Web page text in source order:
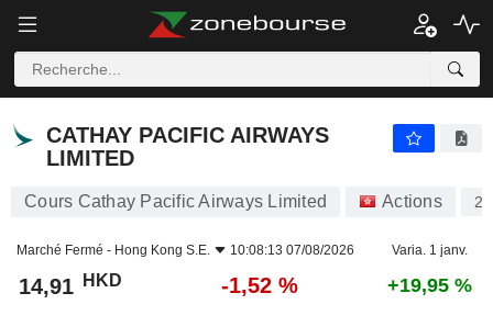
CATHAY PACIFIC AIRWAYS
LIMITED
Cours Cathay Pacific Airways Limited Actions
Marché Fermé - Hong Kong S.E. 10:08:13 07/08/2026 Varia. 1 janv.
14,91 HKD -1,52 % +19,95 %